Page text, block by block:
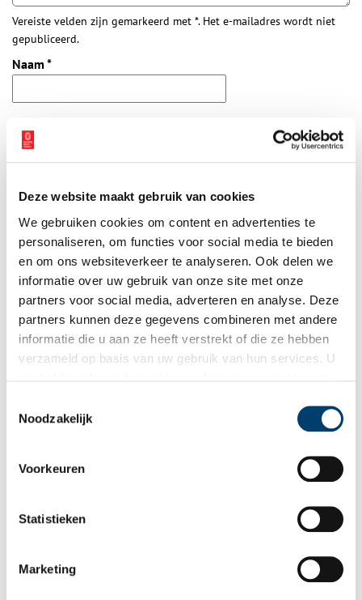
Deze website maakt gebruik van cookies
We gebruiken cookies om content en advertenties te
personaliseren, om functies voor social media te bieden
en om ons websiteverkeer te analyseren. Ook delen we
informatie over uw gebruik van onze site met onze
partners voor social media, adverteren en analyse. Deze
partners kunnen deze gegevens combineren met andere
informatie die u aan ze heeft verstrekt of die ze hebben
verzameld op basis van uw gebruik van hun services. U
Noodzakelijk
Voorkeuren
Statistieken
Marketing
Vereiste velden zijn gemarkeerd met *. Het e-mailadres wordt niet
gepubliceerd.
Naam *
Bekijk meer video's